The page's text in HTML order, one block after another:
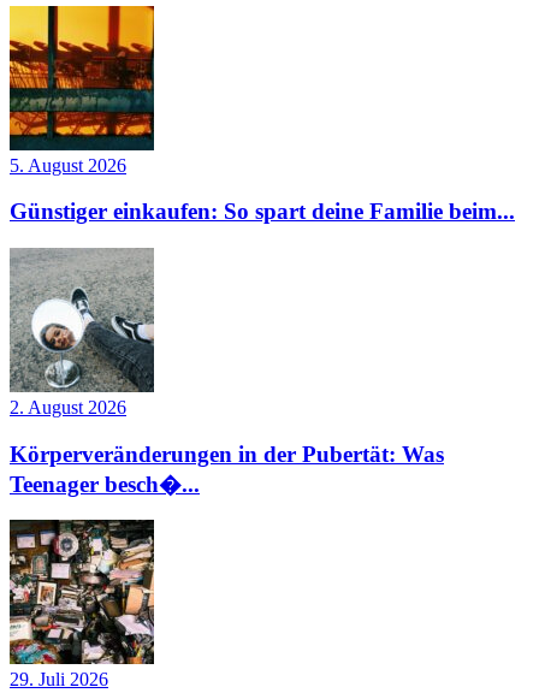
5. August 2026
Günstiger einkaufen: So spart deine Familie beim...
2. August 2026
Körperveränderungen in der Pubertät: Was
Teenager besch�...
29. Juli 2026